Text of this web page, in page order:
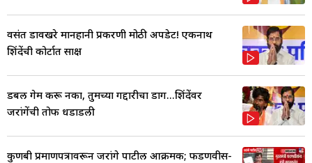
वसंत डावखरे मानहानी प्रकरणी मोठी अपडेट! एकनाथ
शिंदेंची कोर्टात साक्ष
डबल गेम करू नका, तुमच्या गद्दारीचा डाग...शिंदेंवर
जरांगेंची तोफ धडाडली
कुणबी प्रमाणपत्रावरून जरांगे पाटील आक्रमक; फडणवीस-